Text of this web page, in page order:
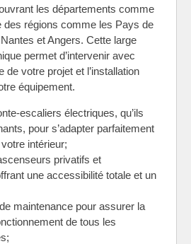
les départements comme
des régions comme les Pays de
et Angers. Cette large
permet d’intervenir avec
de votre projet et l’installation
équipement.
escaliers électriques, qu’ils
pour s’adapter parfaitement
intérieur;
privatifs et
une accessibilité totale et un
maintenance pour assurer la
de tous les